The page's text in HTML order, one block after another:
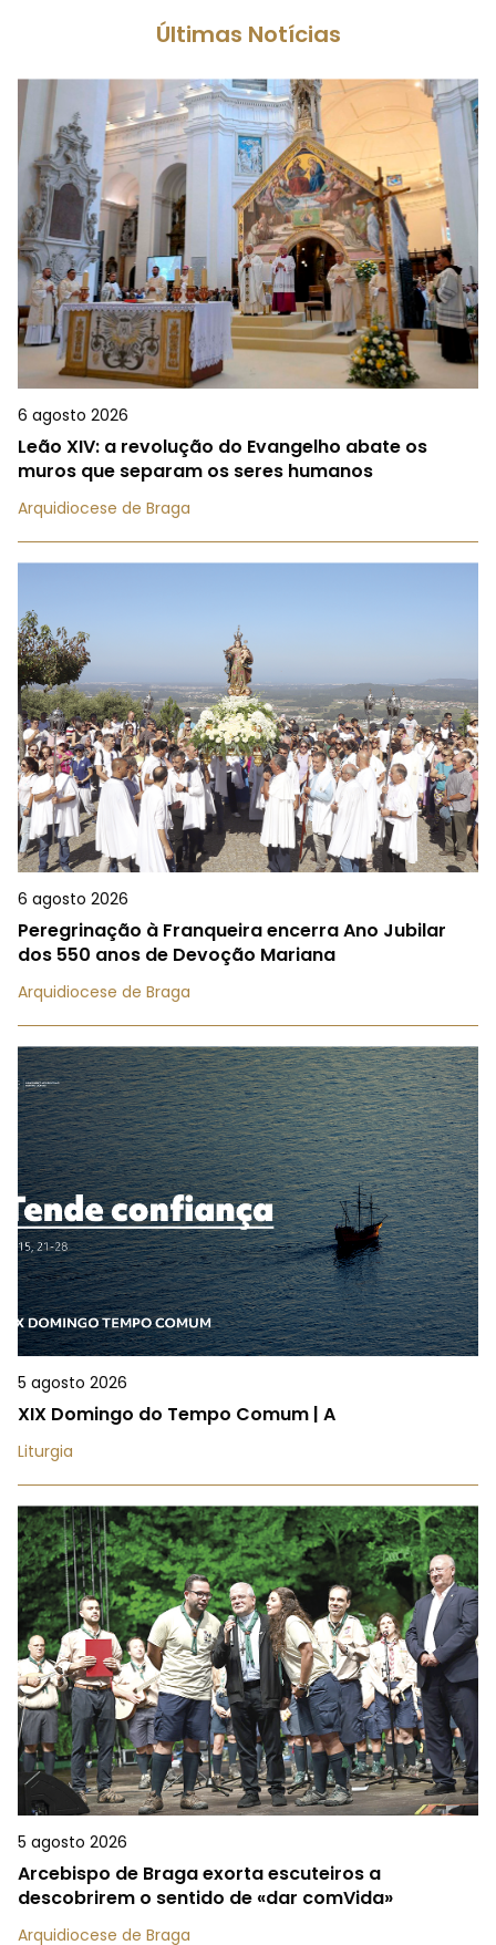
Últimas Notícias
6 agosto 2026
Leão XIV: a revolução do Evangelho abate os
muros que separam os seres humanos
Arquidiocese de Braga
6 agosto 2026
Peregrinação à Franqueira encerra Ano Jubilar
dos 550 anos de Devoção Mariana
Arquidiocese de Braga
5 agosto 2026
XIX Domingo do Tempo Comum | A
Liturgia
5 agosto 2026
Arcebispo de Braga exorta escuteiros a
descobrirem o sentido de «dar comVida»
Arquidiocese de Braga